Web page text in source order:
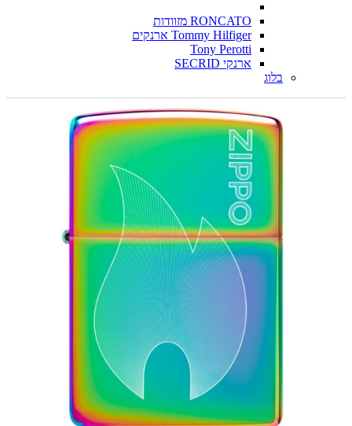
RONCATO מזוודות
Tommy Hilfiger ארנקים
Tony Perotti
ארנקי SECRID
בלוג